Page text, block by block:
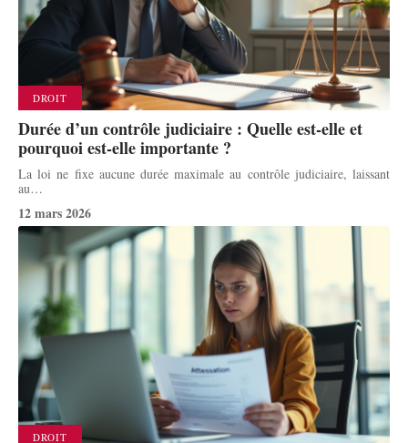
DROIT
Durée d’un contrôle judiciaire : Quelle est-elle et
pourquoi est-elle importante ?
La loi ne fixe aucune durée maximale au contrôle judiciaire, laissant
au…
12 mars 2026
DROIT